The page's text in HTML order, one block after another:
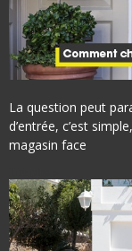
La question peut
d’entrée, c’est
magasin face